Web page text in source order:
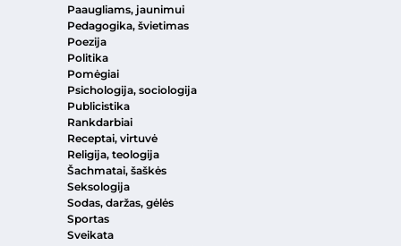
Paaugliams, jaunimui
Pedagogika, švietimas
Poezija
Politika
Pomėgiai
Psichologija, sociologija
Publicistika
Rankdarbiai
Receptai, virtuvė
Religija, teologija
Šachmatai, šaškės
Seksologija
Sodas, daržas, gėlės
Sportas
Sveikata